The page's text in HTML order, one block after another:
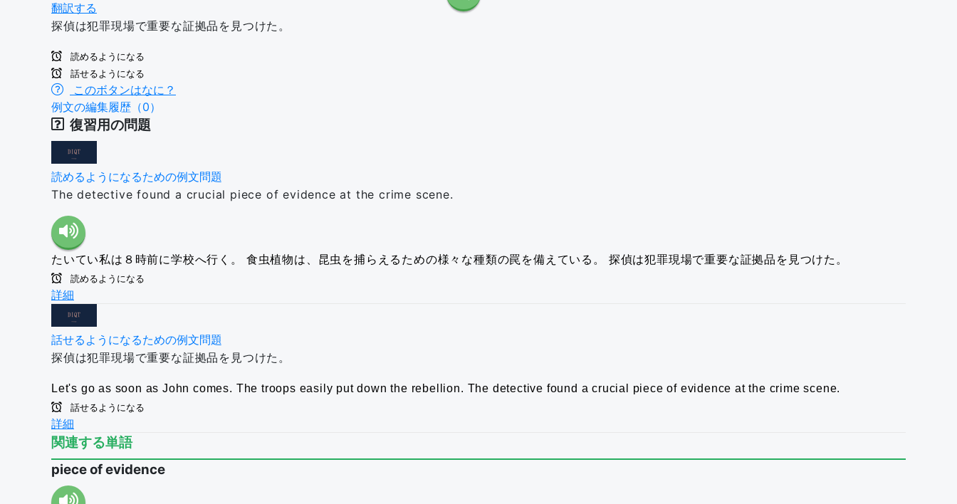
翻訳する
探偵は犯罪現場で重要な証拠品を見つけた。
読めるようになる
話せるようになる
このボタンはなに？
例文の編集履歴（0）
復習用の問題
読めるようになるための例文問題
The detective found a crucial piece of evidence at the crime scene.
たいてい私は８時前に学校へ行く。 食虫植物は、昆虫を捕らえるための様々な種類の罠を備えている。 探偵は犯罪現場で重要な証拠品を見つけた。
読めるようになる
詳細
話せるようになるための例文問題
探偵は犯罪現場で重要な証拠品を見つけた。
Let's go as soon as John comes. The troops easily put down the rebellion. The detective found a crucial piece of evidence at the crime scene.
話せるようになる
詳細
関連する単語
piece of evidence